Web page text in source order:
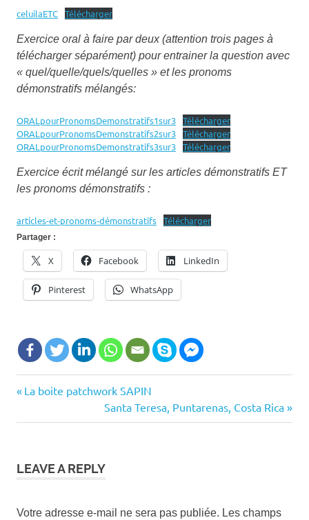
celuilaETC Télécharger
Exercice oral à faire par deux (attention trois pages à
télécharger séparément) pour entrainer la question avec
« quel/quelle/quels/quelles » et les pronoms
démonstratifs mélangés:
ORALpourPronomsDemonstratifs1sur3 Télécharger
ORALpourPronomsDemonstratifs2sur3 Télécharger
ORALpourPronomsDemonstratifs3sur3 Télécharger
Exercice écrit mélangé sur les articles démonstratifs ET
les pronoms démonstratifs :
articles-et-pronoms-démonstratifs Télécharger
Partager :
X Facebook LinkedIn
Pinterest WhatsApp
ci
là a2
pronoms
démonstratifs
celui-ci
Navigation
de
Previous
La boite patchwork SAPIN
Next
Post:
Santa Teresa, Puntarenas, Costa Rica
LEAVE A REPLY
Votre adresse e-mail ne sera pas publiée. Les champs